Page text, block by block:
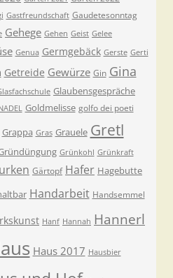
Gastfreundschaft Gaudetesonntag
Gehege Gehen Geist Gelee
Genua Germgebäck Gerste Gerti
Getreide Gewürze Gin Gina
Glaubensgespräche
Goldmelisse golfo dei poeti
Grappa Gras Grauele Gretl
Grünkohl Grünkraft
Gärtopf Hafer Hagebutte
Handarbeit Handsemmel
Hanf Hannah Hannerl
Haus 2017 Hausbier